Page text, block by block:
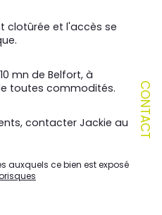
CONTACT
clotûrée et l'accès se
mn de Belfort, à
toutes commodités.
contacter Jackie au
auxquels ce bien est exposé